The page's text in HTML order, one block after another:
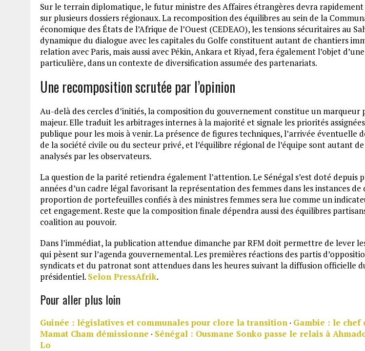
Sur le terrain diplomatique, le futur ministre des Affaires étrangères devra
sur plusieurs dossiers régionaux. La recomposition des équilibres au sein de la
économique des États de l’Afrique de l’Ouest (CEDEAO), les tensions sécuritaires au
dynamique du dialogue avec les capitales du Golfe constituent autant de chantiers
relation avec Paris, mais aussi avec Pékin, Ankara et Riyad, fera également l’objet
particulière, dans un contexte de diversification assumée des partenariats.
Une recomposition scrutée par l’opinion
Au-delà des cercles d’initiés, la composition du gouvernement constitue un marqueur
majeur. Elle traduit les arbitrages internes à la majorité et signale les priorités
publique pour les mois à venir. La présence de figures techniques, l’arrivée éventuelle
de la société civile ou du secteur privé, et l’équilibre régional de l’équipe sont autant
analysés par les observateurs.
La question de la parité retiendra également l’attention. Le Sénégal s’est doté depuis
années d’un cadre légal favorisant la représentation des femmes dans les instances de
proportion de portefeuilles confiés à des ministres femmes sera lue comme un
cet engagement. Reste que la composition finale dépendra aussi des équilibres
coalition au pouvoir.
Dans l’immédiat, la publication attendue dimanche par RFM doit permettre de lever
qui pèsent sur l’agenda gouvernemental. Les premières réactions des partis
syndicats et du patronat sont attendues dans les heures suivant la diffusion officielle
présidentiel. Selon PressAfrik.
Pour aller plus loin
Guinée : législatives et communales pour clore la transition · Gambie : le chef
Mamat Cham démissionne · Sénégal : Ousmane Sonko passe le relais à
Lo